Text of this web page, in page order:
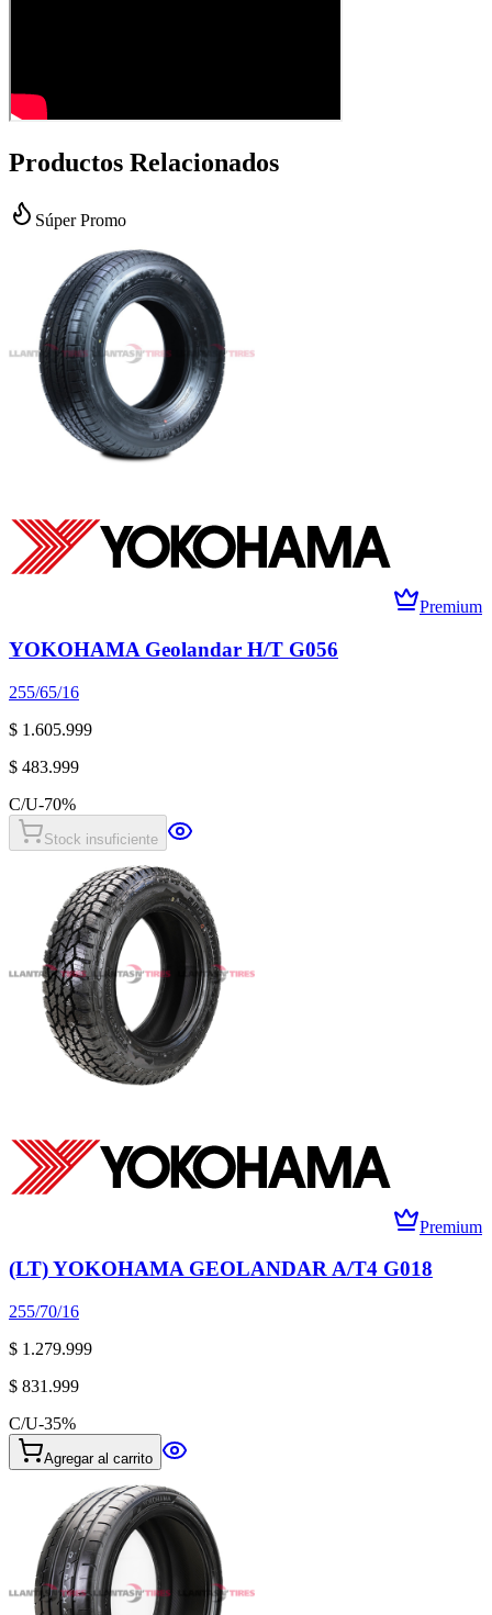
Productos Relacionados
Súper Promo
Premium
YOKOHAMA Geolandar H/T G056
255/65/16
$ 1.605.999
$ 483.999
C/U-70%
Stock insuficiente
Premium
(LT) YOKOHAMA GEOLANDAR A/T4 G018
255/70/16
$ 1.279.999
$ 831.999
C/U-35%
Agregar al carrito